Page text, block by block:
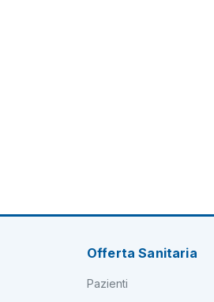
Offerta Sanitaria
Pazienti